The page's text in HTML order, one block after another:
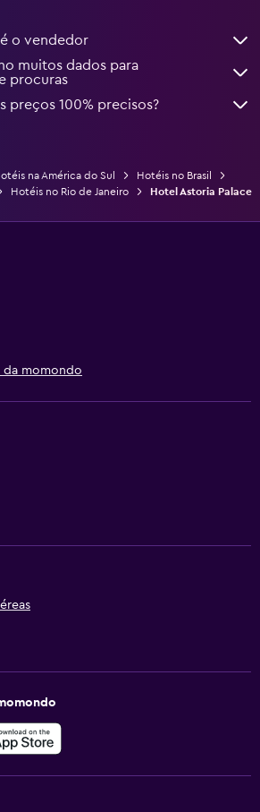
o vendedor
muitos dados para
procuras
preços 100% precisos?
na América do Sul
Hotéis no Brasil
Hotéis no Rio de Janeiro Hotel Astoria Palace
da momondo